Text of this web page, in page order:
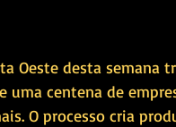
uma centena de
O processo cria